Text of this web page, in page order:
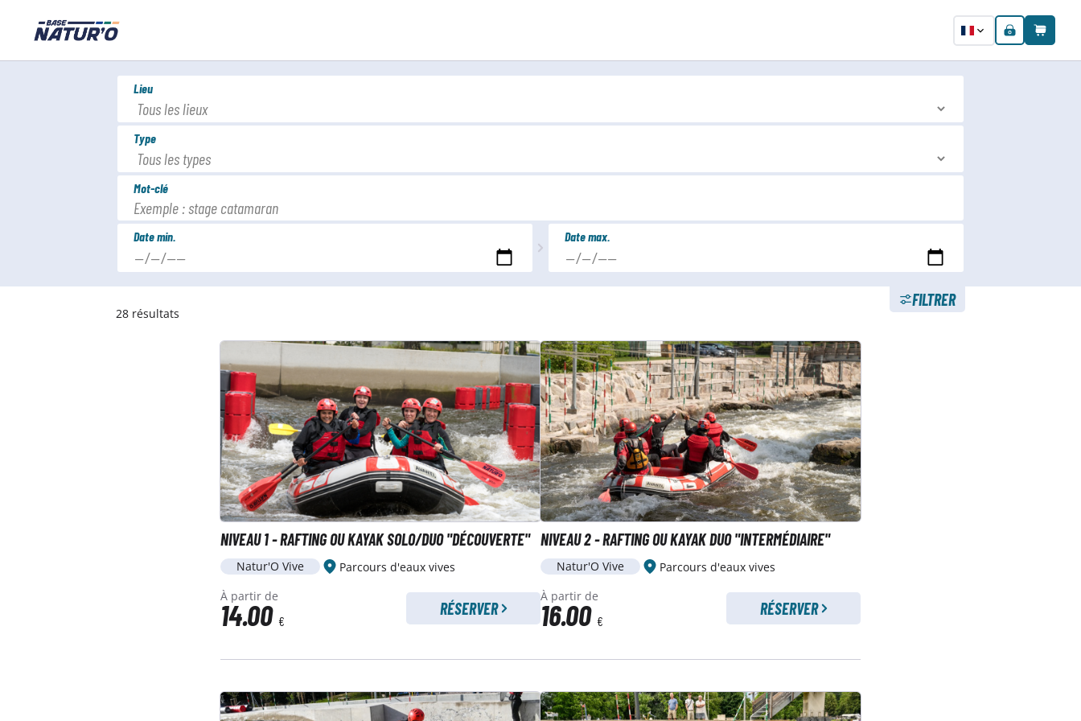
Lieu
Type
Mot-clé
Date min. Date max.
FILTRER
28 résultats
NIVEAU 1 - RAFTING OU KAYAK SOLO/DUO "DÉCOUVERTE"
Natur'O Vive
Parcours d'eaux vives
À partir de
14.00 €
RÉSERVER
NIVEAU 2 - RAFTING OU KAYAK DUO "INTERMÉDIAIRE"
Natur'O Vive
Parcours d'eaux vives
À partir de
16.00 €
RÉSERVER